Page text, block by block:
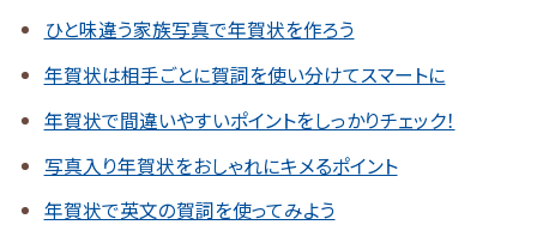
ひと味違う家族写真で年賀状を作ろう
年賀状は相手ごとに賀詞を使い分けてスマートに
年賀状で間違いやすいポイントをしっかりチェック！
写真入り年賀状をおしゃれにキメるポイント
年賀状で英文の賀詞を使ってみよう